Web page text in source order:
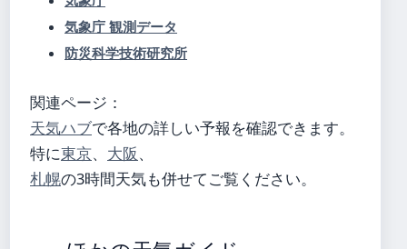
気象庁 観測データ
防災科学技術研究所
関連ページ：
天気ハブで各地の詳しい予報を確認できます。
特に東京、 大阪、
札幌の3時間天気も併せてご覧ください。